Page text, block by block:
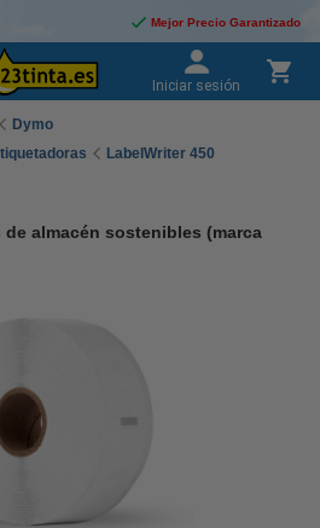
Mejor Precio Garantizado
Iniciar sesión
Dymo
LabelWriter 450
de almacén sostenibles (marca